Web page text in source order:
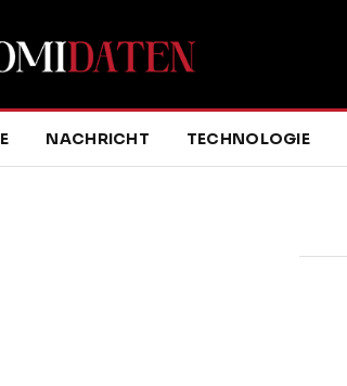
NACHRICHT TECHNOLOGIE